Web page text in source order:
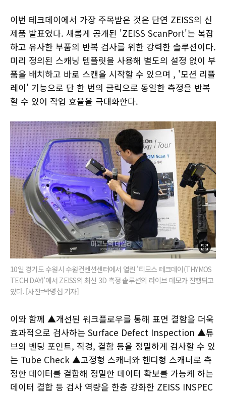
이번 테크데이에서 가장 주목받은 것은 단연 ZEISS의 신
제품 발표였다. 새롭게 공개된 'ZEISS ScanPort'는 복잡
하고 유사한 부품의 반복 검사를 위한 강력한 솔루션이다.
미리 정의된 스캐닝 템플릿을 사용해 별도의 설정 없이 부
품을 배치하고 바로 스캔을 시작할 수 있으며 , '모션 리플
레이' 기능으로 단 한 번의 클릭으로 동일한 측정을 반복
할 수 있어 작업 효율을 극대화한다.
10일 경기도 수원시 수원컨벤션센터에서 열린 '티모스 테크데이(THYMOS
TECH DAY)'에서 ZEISS의 최신 3D 측정 솔루션의 라이브 데모가 진행되고
있다. [사진=박명섭 기자]
이와 함께 ▲개선된 워크플로우를 통해 표면 결함을 더욱
효과적으로 검사하는 Surface Defect Inspection ▲튜
브의 벤딩 포인트, 직경, 결함 등을 정밀하게 검사할 수 있
는 Tube Check ▲고정형 스캐너와 핸디형 스캐너로 측
정한 데이터를 결합해 정밀한 데이터 확보를 가능케 하는
데이터 결합 등 검사 역량을 한층 강화한 ZEISS INSPEC